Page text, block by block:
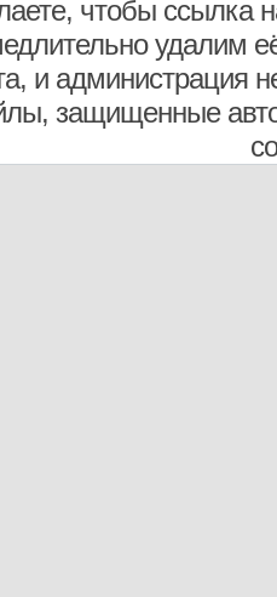
чтобы ссылка
удалим
и администрация
защищенные